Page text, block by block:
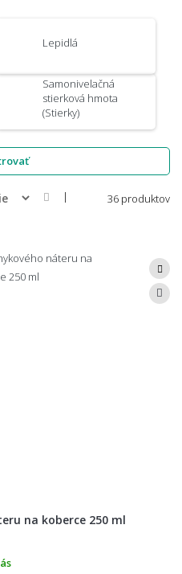
Lepidlá
Samonivelačná
stierková hmota
(Stierky)
| 36 produktov
na koberce 250 ml